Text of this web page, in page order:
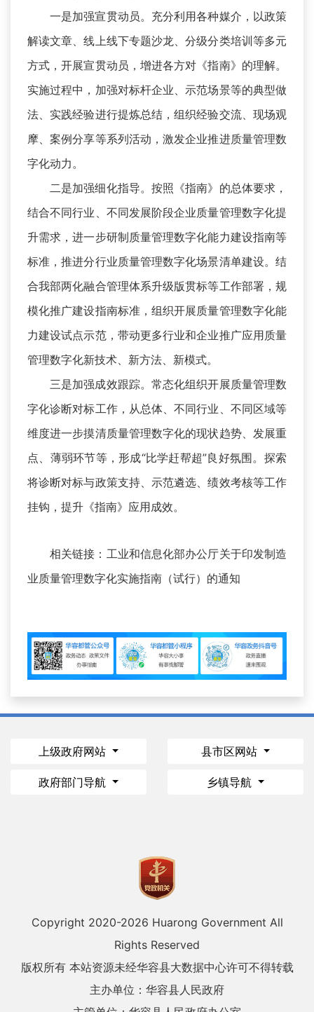
一是加强宣贯动员。充分利用各种媒介，以政策
解读文章、线上线下专题沙龙、分级分类培训等多元
方式，开展宣贯动员，增进各方对《指南》的理解。
实施过程中，加强对标杆企业、示范场景等的典型做
法、实践经验进行提炼总结，组织经验交流、现场观
摩、案例分享等系列活动，激发企业推进质量管理数
字化动力。
二是加强细化指导。按照《指南》的总体要求，
结合不同行业、不同发展阶段企业质量管理数字化提
升需求，进一步研制质量管理数字化能力建设指南等
标准，推进分行业质量管理数字化场景清单建设。结
合我部两化融合管理体系升级版贯标等工作部署，规
模化推广建设指南标准，组织开展质量管理数字化能
力建设试点示范，带动更多行业和企业推广应用质量
管理数字化新技术、新方法、新模式。
三是加强成效跟踪。常态化组织开展质量管理数
字化诊断对标工作，从总体、不同行业、不同区域等
维度进一步摸清质量管理数字化的现状趋势、发展重
点、薄弱环节等，形成“比学赶帮超”良好氛围。探索
将诊断对标与政策支持、示范遴选、绩效考核等工作
挂钩，提升《指南》应用成效。
相关链接： 工业和信息化部办公厅关于印发制造
业质量管理数字化实施指南（试行）的通知
上级政府网站 县市区网站
政府部门导航 乡镇导航
Copyright 2020-2026 Huarong Government All
Rights Reserved
版权所有 本站资源未经华容县大数据中心许可不得转载
主办单位：华容县人民政府